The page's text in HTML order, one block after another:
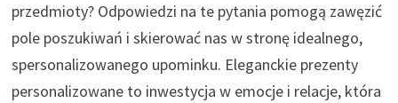
przedmioty? Odpowiedzi na te pytania pomogą zawęzić
pole poszukiwań i skierować nas w stronę idealnego,
spersonalizowanego upominku. Eleganckie prezenty
personalizowane to inwestycja w emocje i relacje, która